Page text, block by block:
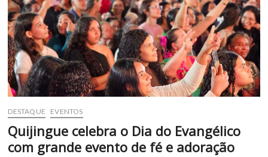
especial
de
Ana
Clara
Rocha
&
Ítalo
Poeta
DESTAQUE EVENTOS
Quijingue celebra o Dia do Evangélico
com grande evento de fé e adoração